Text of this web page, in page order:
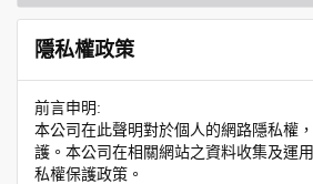
隱私權政策
前言申明:
本公司在此聲明對於個人的網路隱私權
護。本公司在相關網站之資料收集及運
私權保護政策。